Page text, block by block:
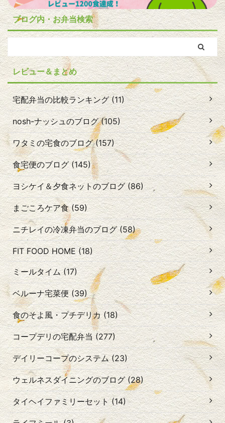
ブログ内・お弁当検索
レビュー＆まとめ
宅配弁当の比較ランキング (11)
nosh-ナッシュのブログ (105)
ワタミの宅食のブログ (157)
食宅便のブログ (145)
ヨシケイ＆夕食ネットのブログ (86)
まごころケア食 (59)
ニチレイの冷凍弁当のブログ (58)
FIT FOOD HOME (18)
ミールタイム (17)
ベルーナ宅菜便 (39)
食のそよ風・プチデリカ (18)
コープデリの宅配弁当 (277)
デイリーコープのシステム (23)
ウェルネスダイニングのブログ (28)
タイヘイファミリーセット (14)